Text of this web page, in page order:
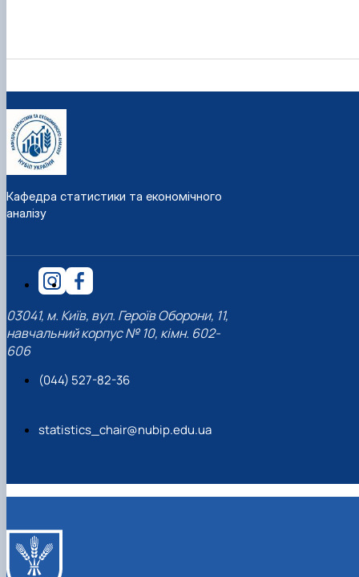
Кафедра статистики та економічного
аналізу
03041, м. Київ, вул. Героїв Оборони, 11,
навчальний корпус № 10, кімн. 602-
606
(044) 527-82-36
statistics_chair@nubip.edu.ua